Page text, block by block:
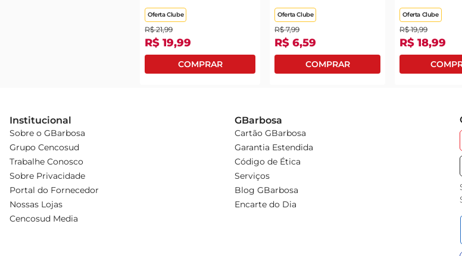
Oferta Clube
R$ 21,99
R$ 19,99
Oferta Clube
R$ 7,99
R$ 6,59
Mais Pague
Oferta Clube
R$ 19,99
R$ 18,99
Institucional
Sobre o GBarbosa
Grupo Cencosud
Trabalhe Conosco
Sobre Privacidade
Portal do Fornecedor
Nossas Lojas
Cencosud Media
GBarbosa
Cartão GBarbosa
Garantia Estendida
Código de Ética
Serviços
Blog GBarbosa
Encarte do Dia